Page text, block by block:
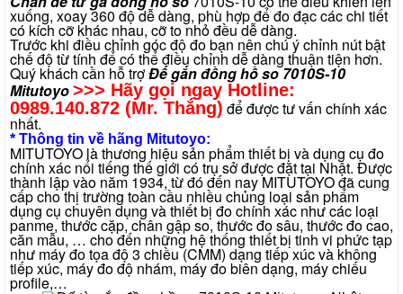
xuống, xoay 360 độ dễ dàng, phù hợp để đo đạc các chi tiết
có kích cỡ khác nhau, cỡ to nhỏ đều dễ dàng.
Trước khi điều chỉnh góc độ đo bạn nên chú ý chỉnh nút bật
chế độ từ tính để có thể điều chỉnh dễ dàng thuận tiện hơn.
Quý khách cần hỗ trợĐế gắn đồng hồ so 7010S-10
Mitutoyo>>> Hãy gọi ngay Hotline:
0989.140.872 (Mr. Thắng) để được tư vấn chính xác
nhất.
* Thông tin về hãng Mitutoyo:
MITUTOYO là thương hiệu sản phẩm thiết bị và dụng cụ đo
chính xác nổi tiếng thế giới có trụ sở được đặt tại Nhật. Được
thành lập vào năm 1934, từ đó đến nay MITUTOYO đã cung
cấp cho thị trường toàn cầu nhiều chủng loại sản phẩm
dụng cụ chuyên dụng và thiết bị đo chính xác như các loại
panme, thước cặp, chân gập so, thước đo sâu, thước đo cao,
căn mẫu, … cho đến những hệ thống thiết bị tinh vi phức tạp
như máy đo tọa độ 3 chiều (CMM) dạng tiếp xúc và không
tiếp xúc, máy đo độ nhám, máy đo biên dạng, máy chiếu
profile,…